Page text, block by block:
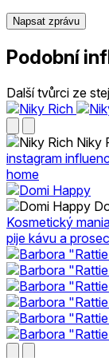
Napsat zprávu
Podobní
Další tvůrci ze
Niky
instagram
home
Kosmetický
pije kávu a